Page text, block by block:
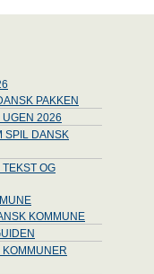
PAKKEN
2026
SPIL DANSK
OG
KOMMUNE